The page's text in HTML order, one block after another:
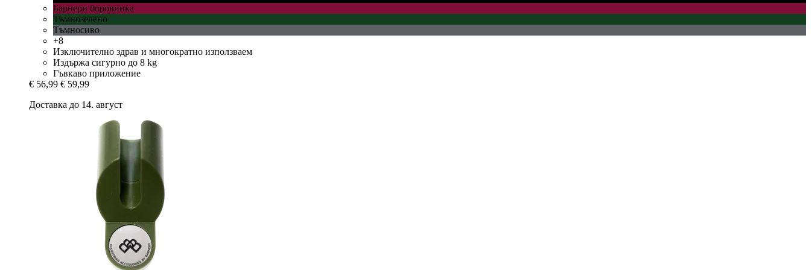
Барнери боровинка
Тъмнозелено
Тъмносиво
+8
Изключително здрав и многократно използваем
Издържа сигурно до 8 kg
Гъвкаво приложение
€ 56,99 € 59,99
Доставка до 14. август